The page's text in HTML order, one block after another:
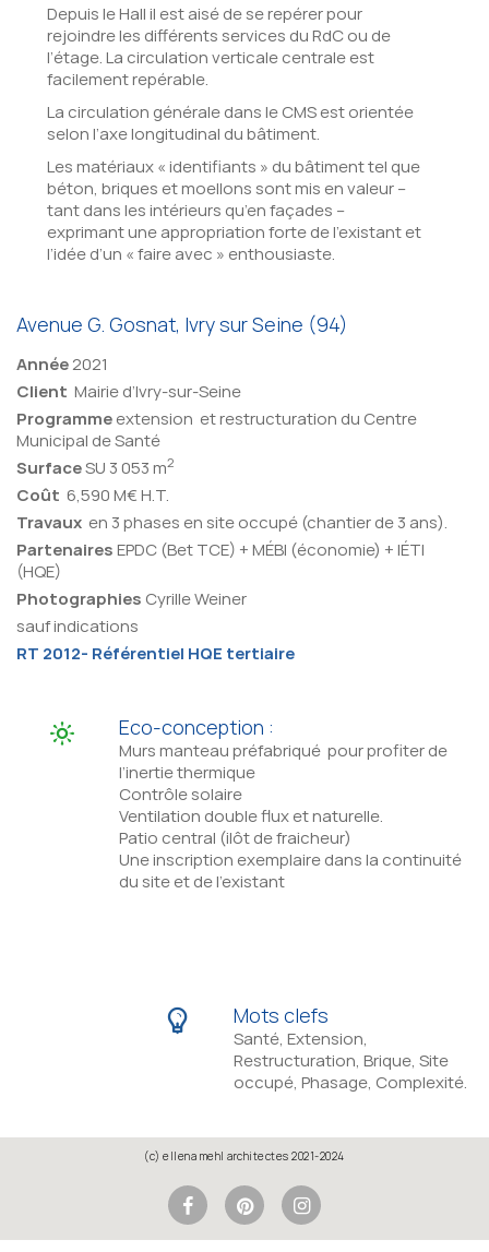
Depuis le Hall il est aisé de se repérer pour
rejoindre les différents services du RdC ou de
l’étage. La circulation verticale centrale est
facilement repérable.
La circulation générale dans le CMS est orientée
selon l’axe longitudinal du bâtiment.
Les matériaux « identifiants » du bâtiment tel que
béton, briques et moellons sont mis en valeur –
tant dans les intérieurs qu’en façades –
exprimant une appropriation forte de l’existant et
l’idée d’un « faire avec » enthousiaste.
Avenue G. Gosnat, Ivry sur Seine (94)
Année2021
Client Mairie d’Ivry-sur-Seine
Programmeextension et restructuration du Centre
Municipal de Santé
SurfaceSU 3 053 m2
Coût 6,590 M€ H.T.
Travaux en 3 phases en site occupé (chantier de 3 ans).
PartenairesEPDC (Bet TCE) + MÉBI (économie) + IÉTI
(HQE)
Photographies Cyrille Weiner
sauf indications
RT 2012- Référentiel HQE tertiaire
Eco-conception :
Murs manteau préfabriqué pour profiter de
l’inertie thermique
Contrôle solaire
Ventilation double flux et naturelle.
Patio central (ilôt de fraicheur)
Une inscription exemplaire dans la continuité
du site et de l’existant
Mots clefs
Santé, Extension,
Restructuration, Brique, Site
occupé, Phasage, Complexité.
(c) ellena mehl architectes 2021-2024